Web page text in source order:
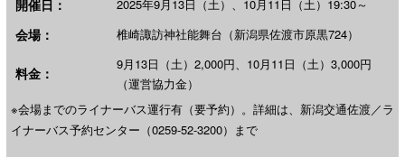
開催日： 2025年9月13日（土）、10月11日（土）19:30～
会場： 椎崎諏訪神社能舞台（新潟県佐渡市原黒724）
料金：
9月13日（土）2,000円、10月11日（土）3,000円
（運営協力金）
※会場までのライナーバス運行有（要予約）。詳細は、新潟交通佐渡／ラ
イナーバス予約センター（0259-52-3200）まで